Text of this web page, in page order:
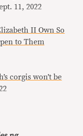
11, 2022
II Own So
to Them
corgis won’t be